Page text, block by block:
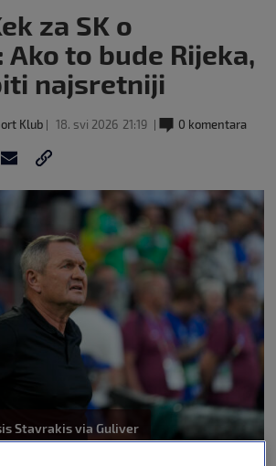
za SK o
to bude Rijeka,
najsretniji
Klub 18. svi 2026 21:19 0 komentara
Stavrakis via Guliver